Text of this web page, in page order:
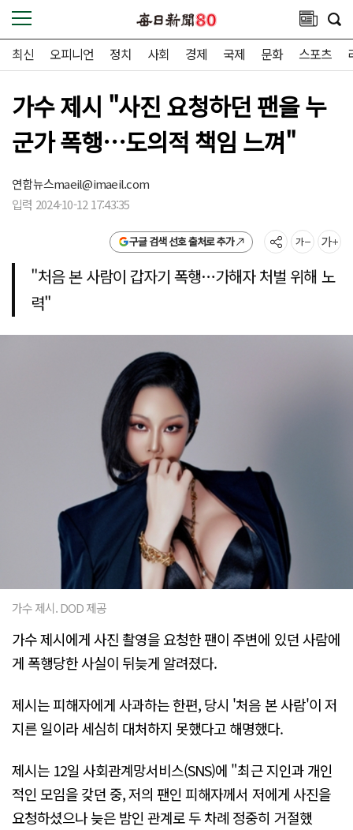
최신 오피니언 정치 사회 경제 국제 문화 스포츠
가수 제시 "사진 요청하던 팬을 누
군가 폭행…도의적 책임 느껴"
연합뉴스maeil@imaeil.com
입력 2024-10-12 17:43:35
구글 검색 선호 출처로 추가
"처음 본 사람이 갑자기 폭행…가해자 처벌 위해 노
력"
가수 제시. DOD 제공
가수 제시에게 사진 촬영을 요청한 팬이 주변에 있던 사람에
게 폭행당한 사실이 뒤늦게 알려졌다.
제시는 피해자에게 사과하는 한편, 당시 '처음 본 사람'이 저
지른 일이라 세심히 대처하지 못했다고 해명했다.
제시는 12일 사회관계망서비스(SNS)에 "최근 지인과 개인
적인 모임을 갖던 중, 저의 팬인 피해자께서 저에게 사진을
요청하셨으나 늦은 밤인 관계로 두 차례 정중히 거절했